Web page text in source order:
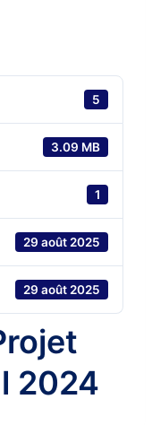
5
3.09 MB
1
29 août 2025
29 août 2025
2024